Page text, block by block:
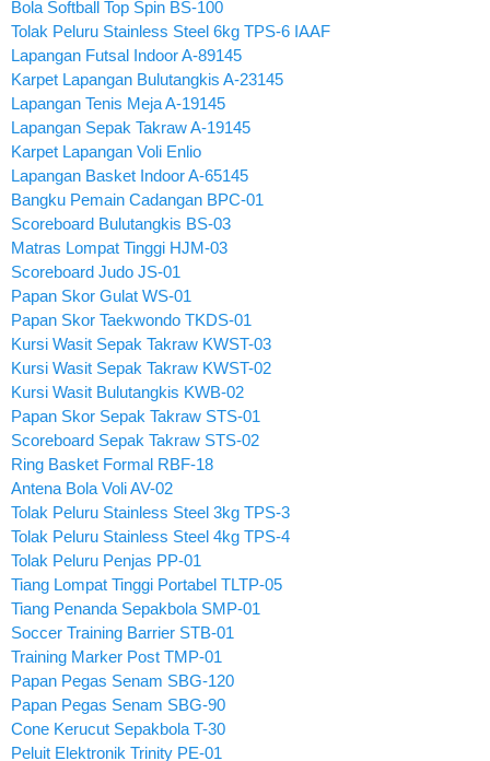
Bola Softball Top Spin BS-100
Tolak Peluru Stainless Steel 6kg TPS-6 IAAF
Lapangan Futsal Indoor A-89145
Karpet Lapangan Bulutangkis A-23145
Lapangan Tenis Meja A-19145
Lapangan Sepak Takraw A-19145
Karpet Lapangan Voli Enlio
Lapangan Basket Indoor A-65145
Bangku Pemain Cadangan BPC-01
Scoreboard Bulutangkis BS-03
Matras Lompat Tinggi HJM-03
Scoreboard Judo JS-01
Papan Skor Gulat WS-01
Papan Skor Taekwondo TKDS-01
Kursi Wasit Sepak Takraw KWST-03
Kursi Wasit Sepak Takraw KWST-02
Kursi Wasit Bulutangkis KWB-02
Papan Skor Sepak Takraw STS-01
Scoreboard Sepak Takraw STS-02
Ring Basket Formal RBF-18
Antena Bola Voli AV-02
Tolak Peluru Stainless Steel 3kg TPS-3
Tolak Peluru Stainless Steel 4kg TPS-4
Tolak Peluru Penjas PP-01
Tiang Lompat Tinggi Portabel TLTP-05
Tiang Penanda Sepakbola SMP-01
Soccer Training Barrier STB-01
Training Marker Post TMP-01
Papan Pegas Senam SBG-120
Papan Pegas Senam SBG-90
Cone Kerucut Sepakbola T-30
Peluit Elektronik Trinity PE-01